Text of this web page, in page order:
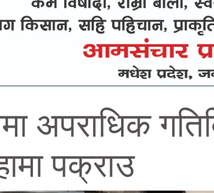
अपराधिक
पक्राउ